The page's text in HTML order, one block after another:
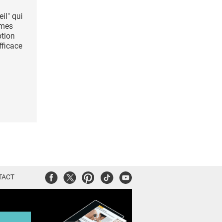
qui
FacebookTwitterPinterest
TiktokYoutube